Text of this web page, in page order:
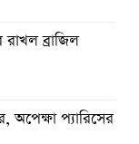
ব্রাজিল
অপেক্ষা প্যারিসের